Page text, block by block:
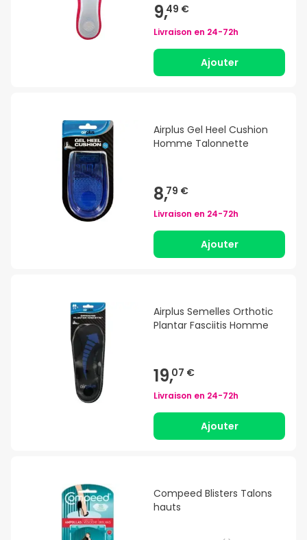
9,49 €
Livraison en 24-72h
Ajouter
Airplus Gel Heel Cushion
Homme Talonnette
8,79 €
Livraison en 24-72h
Ajouter
Airplus Semelles Orthotic
Plantar Fasciitis Homme
19,07 €
Livraison en 24-72h
Ajouter
Compeed Blisters Talons
hauts